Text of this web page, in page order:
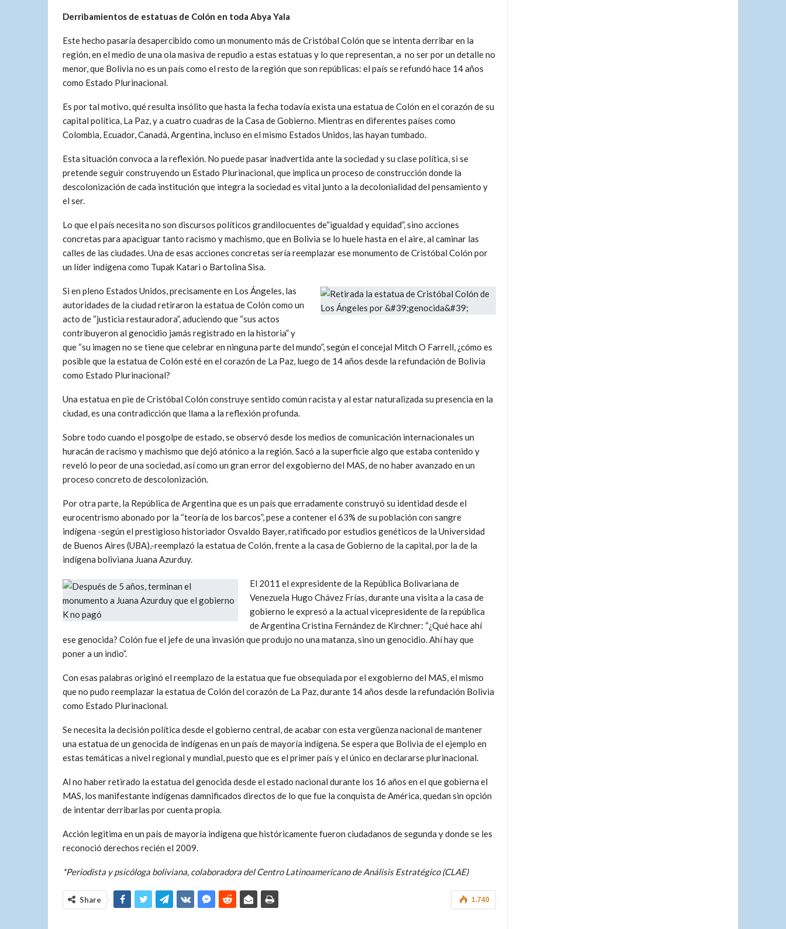
Derribamientos de estatuas de Colón en toda Abya Yala
Este hecho pasaría desapercibido como un monumento más de Cristóbal Colón que se intenta derribar en la
región, en el medio de una ola masiva de repudio a estas estatuas y lo que representan, a no ser por un detalle no
menor, que Bolivia no es un país como el resto de la región que son repúblicas: el país se refundó hace 14 años
como Estado Plurinacional.
Es por tal motivo, qué resulta insólito que hasta la fecha todavía exista una estatua de Colón en el corazón de su
capital política, La Paz, y a cuatro cuadras de la Casa de Gobierno. Mientras en diferentes países como
Colombia, Ecuador, Canadá, Argentina, incluso en el mismo Estados Unidos, las hayan tumbado.
Esta situación convoca a la reflexión. No puede pasar inadvertida ante la sociedad y su clase política, si se
pretende seguir construyendo un Estado Plurinacional, que implica un proceso de construcción donde la
descolonización de cada institución que integra la sociedad es vital junto a la decolonialidad del pensamiento y
el ser.
Lo que el país necesita no son discursos políticos grandilocuentes de“igualdad y equidad”, sino acciones
concretas para apaciguar tanto racismo y machismo, que en Bolivia se lo huele hasta en el aire, al caminar las
calles de las ciudades. Una de esas acciones concretas sería reemplazar ese monumento de Cristóbal Colón por
un líder indígena como Tupak Katari o Bartolina Sisa.
Si en pleno Estados Unidos, precisamente en Los Ángeles, las
autoridades de la ciudad retiraron la estatua de Colón como un
acto de “justicia restauradora”, aduciendo que “sus actos
contribuyeron al genocidio jamás registrado en la historia” y
que “su imagen no se tiene que celebrar en ninguna parte del mundo”, según el concejal Mitch O Farrell, ¿cómo es
posible que la estatua de Colón esté en el corazón de La Paz, luego de 14 años desde la refundación de Bolivia
como Estado Plurinacional?
Una estatua en pie de Cristóbal Colón construye sentido común racista y al estar naturalizada su presencia en la
ciudad, es una contradicción que llama a la reflexión profunda.
Sobre todo cuando el posgolpe de estado, se observó desde los medios de comunicación internacionales un
huracán de racismo y machismo que dejó atónico a la región. Sacó a la superficie algo que estaba contenido y
reveló lo peor de una sociedad, así como un gran error del exgobierno del MAS, de no haber avanzado en un
proceso concreto de descolonización.
Por otra parte, la República de Argentina que es un país que erradamente construyó su identidad desde el
eurocentrismo abonado por la “teoría de los barcos”, pese a contener el 63% de su población con sangre
indígena -según el prestigioso historiador Osvaldo Bayer, ratificado por estudios genéticos de la Universidad
de Buenos Aires (UBA),-reemplazó la estatua de Colón, frente a la casa de Gobierno de la capital, por la de la
indígena boliviana Juana Azurduy.
El 2011 el expresidente de la República Bolivariana de
Venezuela Hugo Chávez Frías, durante una visita a la casa de
gobierno le expresó a la actual vicepresidente de la república
de Argentina Cristina Fernández de Kirchner: “¿Qué hace ahí
ese genocida? Colón fue el jefe de una invasión que produjo no una matanza, sino un genocidio. Ahí hay que
poner a un indio”.
Con esas palabras originó el reemplazo de la estatua que fue obsequiada por el exgobierno del MAS, el mismo
que no pudo reemplazar la estatua de Colón del corazón de La Paz, durante 14 años desde la refundación Bolivia
como Estado Plurinacional.
Se necesita la decisión política desde el gobierno central, de acabar con esta vergüenza nacional de mantener
una estatua de un genocida de indígenas en un país de mayoría indígena. Se espera que Bolivia de el ejemplo en
estas temáticas a nivel regional y mundial, puesto que es el primer país y el único en declararse plurinacional.
Al no haber retirado la estatua del genocida desde el estado nacional durante los 16 años en el que gobierna el
MAS, los manifestante indígenas damnificados directos de lo que fue la conquista de América, quedan sin opción
de intentar derribarlas por cuenta propia.
Acción legitima en un país de mayoría indígena que históricamente fueron ciudadanos de segunda y donde se les
reconoció derechos recién el 2009.
*Periodista y psicóloga boliviana, colaboradora del Centro Latinoamericano de Análisis Estratégico (CLAE)
1.740
Share